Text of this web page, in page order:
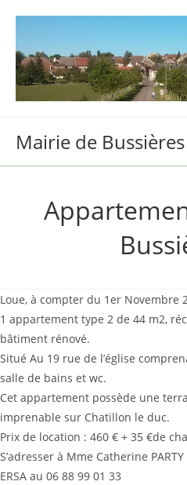
content
Mairie de Bussières
Loue, à compter du 1er Novembre
1 appartement type 2 de 44 m2,
bâtiment rénové.
Situé Au 19 rue de l’église
salle de bains et wc.
Cet appartement possède une
imprenable sur Chatillon le duc.
Prix de location : 460 € + 35 €de
S’adresser à Mme Catherine
ERSA au 06 88 99 01 33